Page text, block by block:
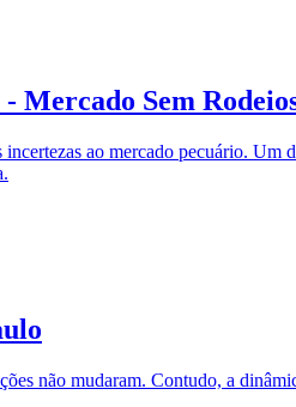
Mercado Sem
ao mercado pecuário. Um
não mudaram. Contudo, a